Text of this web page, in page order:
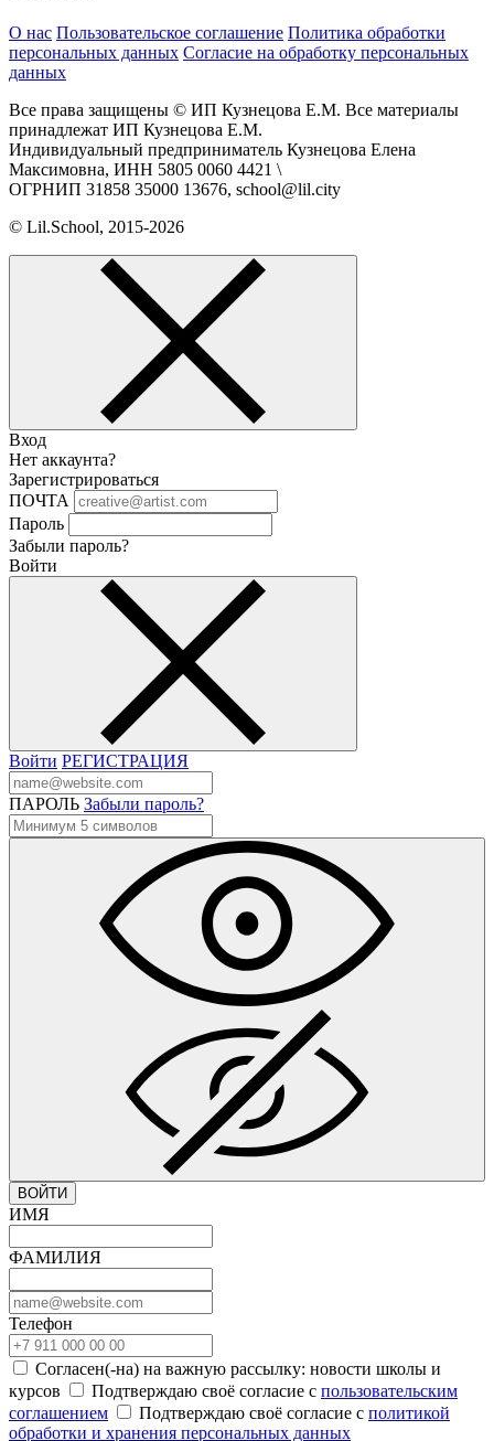
О нас Пользовательское соглашение Политика обработки
персональных данных Согласие на обработку персональных
данных
Все права защищены © ИП Кузнецова Е.М. Все материалы
принадлежат ИП Кузнецова Е.М.
Индивидуальный предприниматель Кузнецова Елена
Максимовна, ИНН 5805 0060 4421 \
ОГРНИП 31858 35000 13676, school@lil.city
© Lil.School, 2015‐2026
Вход
Нет аккаунта?
Зарегистрироваться
ПОЧТА
Пароль
Забыли пароль?
Войти
Войти РЕГИСТРАЦИЯ
ПАРОЛЬ Забыли пароль?
ВОЙТИ
ИМЯ
ФАМИЛИЯ
Телефон
Согласен(-на) на важную рассылку: новости школы и
курсов
Подтверждаю своё согласие с пользовательским
соглашением
Подтверждаю своё согласие с политикой
обработки и хранения персональных данных